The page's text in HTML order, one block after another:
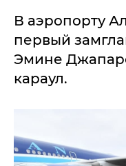
В аэропорту
первый
Эмине
караул.